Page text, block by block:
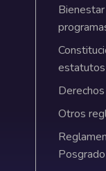
Otros
Posgrado